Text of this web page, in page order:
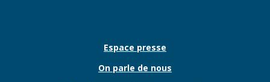
Espace presse
On parle de nous